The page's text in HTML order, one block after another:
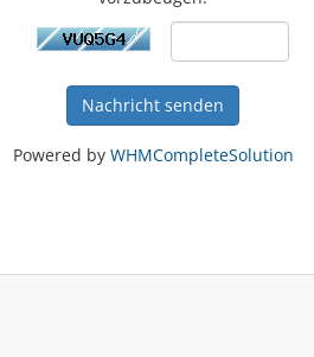
Nachricht senden
Powered by WHMCompleteSolution